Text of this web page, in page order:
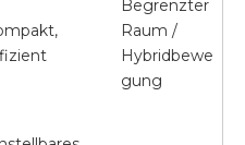
Begrenzter
Raum /
Hybridbewe
gung